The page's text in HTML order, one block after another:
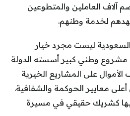
آلاف العاملين والمتطوعين
لخدمة وطنهم.
السعودية ليست مجرد خيار
وطني كبير أسسته الدولة
على المشاريع الخيرية
معايير الحوكمة والشفافية.
كشريك حقيقي في مسيرة